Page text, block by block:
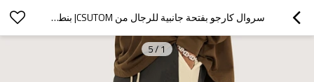
سروال كارجو بفتحة جانبية للرجال من CSUTOM| بنطلون رجالي قطن كاجوال| مخصص واسعة الساق السراويل الساق المستقيمة
1
/
5